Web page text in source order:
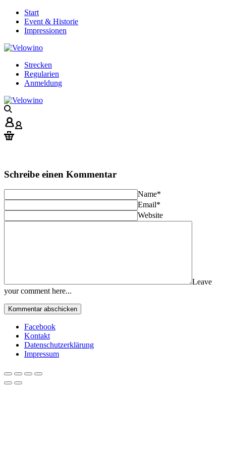
Start
Event & Historie
Impressionen
Strecken
Regularien
Anmeldung
Schreibe einen Kommentar
Name*
Email*
Website
Leave
your comment here...
Facebook
Kontakt
Datenschutzerklärung
Impressum